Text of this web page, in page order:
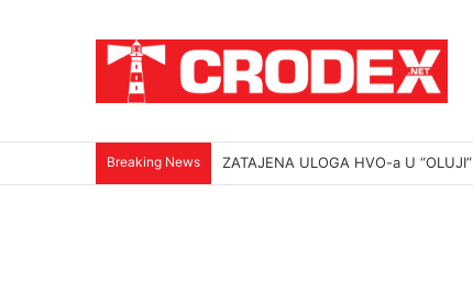
Breaking News ZATAJENA ULOGA HVO-a U “OLUJI”